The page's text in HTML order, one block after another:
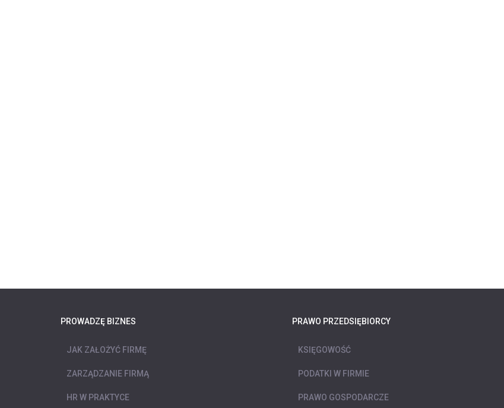
PROWADZĘ BIZNES
JAK ZAŁOŻYĆ FIRMĘ
ZARZĄDZANIE FIRMĄ
HR W PRAKTYCE
PRAWO PRZEDSIĘBIORCY
KSIĘGOWOŚĆ
PODATKI W FIRMIE
PRAWO GOSPODARCZE